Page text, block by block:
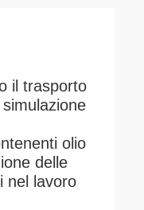
il trasporto
olio
delle
nel lavoro